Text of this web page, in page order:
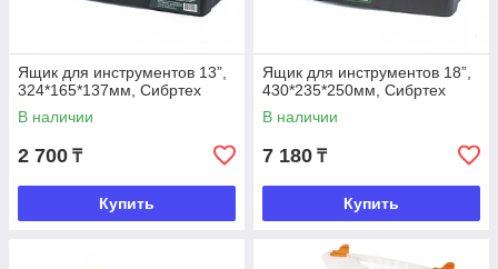
Ящик для инструментов 13”,
324*165*137мм, Сибртех
В наличии
2 700 ₸
Купить
Ящик для инструментов 18”,
430*235*250мм, Сибртех
В наличии
7 180 ₸
Купить